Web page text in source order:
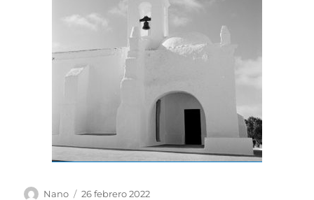
Autor
Nano
Publicado
26 febrero 2022